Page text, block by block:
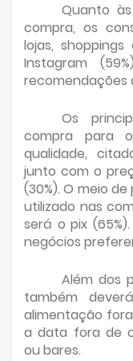
Quanto
compra, os
lojas,
Instagram
recomendações
Os
compra para
qualidade,
junto com o
(30%). O meio
utilizado nas
será o pix
negócios
Além dos
também
alimentação
a data fora de
ou bares.